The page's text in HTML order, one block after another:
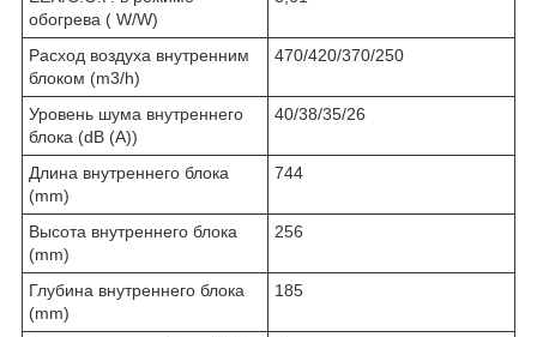
обогрева ( W/W)
Расход воздуха внутренним
блоком (m3/h)
470/420/370/250
Уровень шума внутреннего
блока (dB (A))
40/38/35/26
Длина внутреннего блока
(mm)
744
Высота внутреннего блока
(mm)
256
Глубина внутреннего блока
(mm)
185